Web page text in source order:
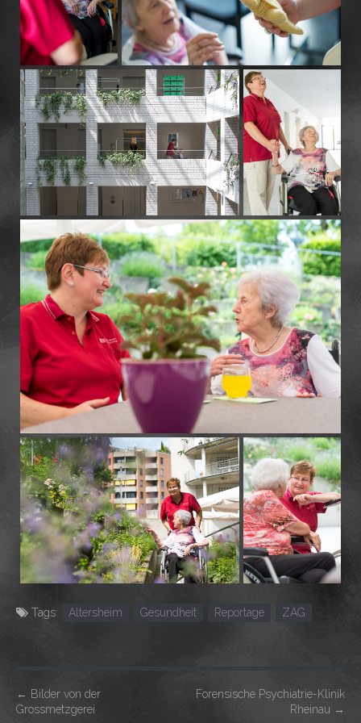
Tags: Altersheim Gesundheit Reportage ZAG
P
← Bilder von der
Grossmetzgerei
Forensische Psychiatrie-Klinik
Rheinau →